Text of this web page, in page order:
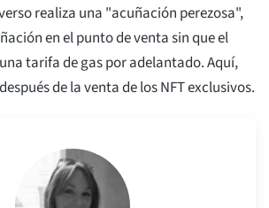
realiza una "acuñación perezosa",
en el punto de venta sin que el
tarifa de gas por adelantado. Aquí,
de la venta de los NFT exclusivos.